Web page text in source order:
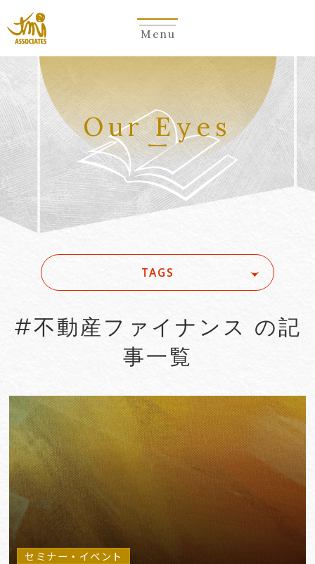
Menu
Our Eyes
TAGS
#Account seizure
#ACRA
#aerospace
#Agentic AI
#Agreements
#AI
#AI Governance
#AI/IoT
VIEW MORE
#不動産ファイナンス の記
事一覧
セミナー・イベント